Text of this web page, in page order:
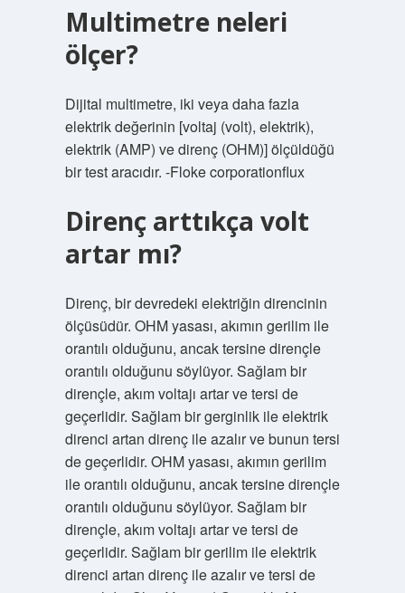
Multimetre neleri
ölçer?
Dijital multimetre, iki veya daha fazla
elektrik değerinin [voltaj (volt), elektrik),
elektrik (AMP) ve direnç (OHM)] ölçüldüğü
bir test aracıdır. -Floke corporationflux
Direnç arttıkça volt
artar mı?
Direnç, bir devredeki elektriğin direncinin
ölçüsüdür. OHM yasası, akımın gerilim ile
orantılı olduğunu, ancak tersine dirençle
orantılı olduğunu söylüyor. Sağlam bir
dirençle, akım voltajı artar ve tersi de
geçerlidir. Sağlam bir gerginlik ile elektrik
direnci artan direnç ile azalır ve bunun tersi
de geçerlidir. OHM yasası, akımın gerilim
ile orantılı olduğunu, ancak tersine dirençle
orantılı olduğunu söylüyor. Sağlam bir
dirençle, akım voltajı artar ve tersi de
geçerlidir. Sağlam bir gerilim ile elektrik
direnci artan direnç ile azalır ve tersi de